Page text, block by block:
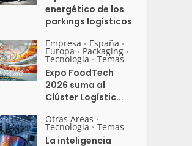
energético de los
parkings logísticos
Empresa • España •
Europa • Packaging •
Tecnologia • Temas
Expo FoodTech
2026 suma al
Clúster Logístic...
Otras Areas •
Tecnologia • Temas
La inteligencia